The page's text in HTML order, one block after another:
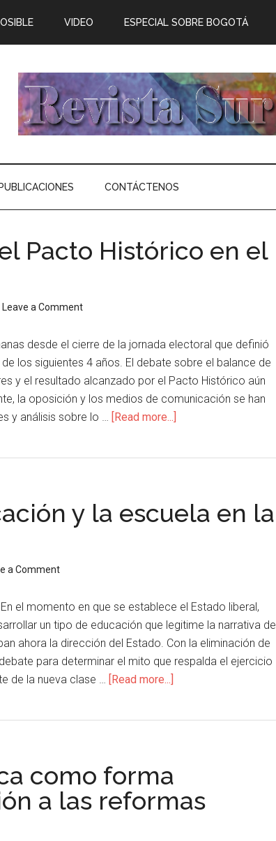
VIDEO ESPECIAL SOBRE BOGOTÁ
PUBLICACIONES CONTÁCTENOS
Pacto Histórico en el
Leave a Comment
desde el cierre de la jornada electoral que definió
los siguientes 4 años. El debate sobre el balance de
y el resultado alcanzado por el Pacto Histórico aún
la oposición y los medios de comunicación se han
y análisis sobre lo … [Read more...]
y la escuela en la
a Comment
el momento en que se establece el Estado liberal,
un tipo de educación que legitime la narrativa de
ahora la dirección del Estado. Con la eliminación de
para determinar el mito que respalda el ejercicio
de la nueva clase … [Read more...]
como forma
a las reformas